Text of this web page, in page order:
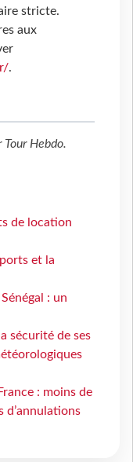
stricte.
aux
.
Tour Hebdo.
de location
et la
: un
sécurité de ses
: moins de
d’annulations